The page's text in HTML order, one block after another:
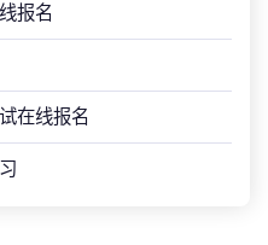
报名
在线报名